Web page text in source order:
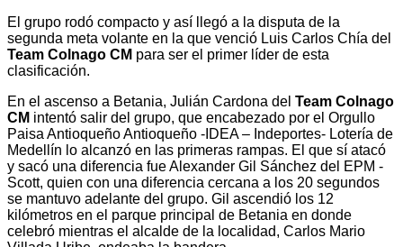
El grupo rodó compacto y así llegó a la disputa de la
segunda meta volante en la que venció Luis Carlos Chía del
Team Colnago CM para ser el primer líder de esta
clasificación.
En el ascenso a Betania, Julián Cardona del Team Colnago
CM intentó salir del grupo, que encabezado por el Orgullo
Paisa Antioqueño Antioqueño -IDEA – Indeportes- Lotería de
Medellín lo alcanzó en las primeras rampas. El que sí atacó
y sacó una diferencia fue Alexander Gil Sánchez del EPM -
Scott, quien con una diferencia cercana a los 20 segundos
se mantuvo adelante del grupo. Gil ascendió los 12
kilómetros en el parque principal de Betania en donde
celebró mientras el alcalde de la localidad, Carlos Mario